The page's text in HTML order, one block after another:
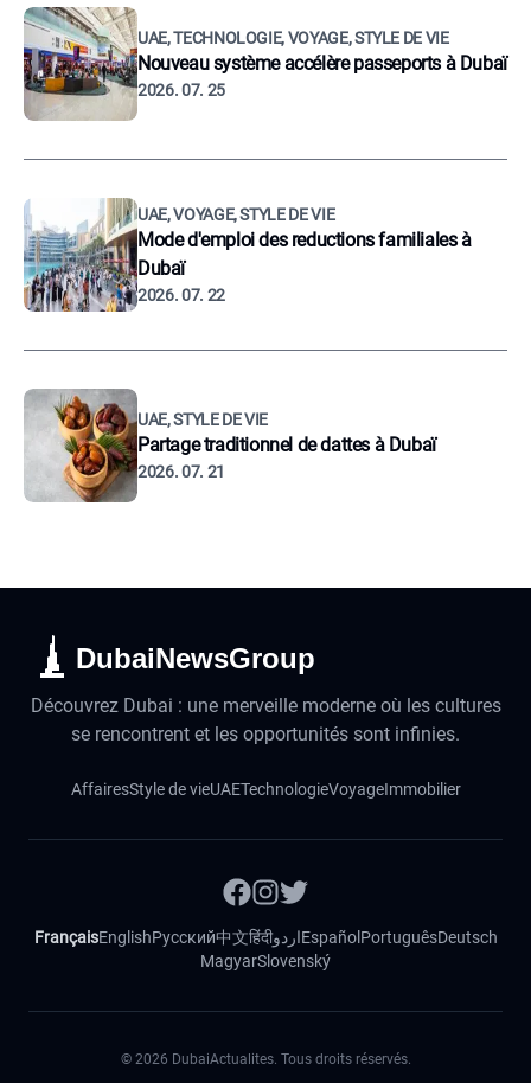
UAE, TECHNOLOGIE, VOYAGE, STYLE DE VIE
Nouveau système accélère passeports à Dubaï
2026. 07. 25
UAE, VOYAGE, STYLE DE VIE
Mode d'emploi des reductions familiales à
Dubaï
2026. 07. 22
UAE, STYLE DE VIE
Partage traditionnel de dattes à Dubaï
2026. 07. 21
DubaiNewsGroup
Découvrez Dubai : une merveille moderne où les cultures
se rencontrent et les opportunités sont infinies.
AffairesStyle de vieUAETechnologieVoyageImmobilier
FrançaisEnglishРусский中文हिंदीاردوEspañol PortuguêsDeutsch
MagyarSlovenský
© 2026 DubaiActualites. Tous droits réservés.